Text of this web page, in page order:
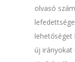
olvasó
lehetőséget
új irányokat